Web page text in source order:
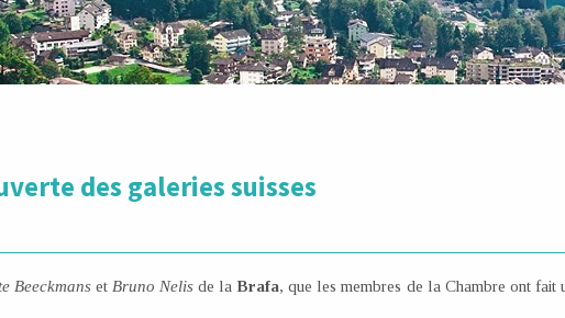
des galeries suisses
Beeckmans et Bruno Nelis de laBrafa, que les membres de la Chambre ont fait